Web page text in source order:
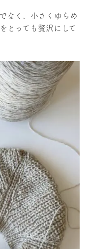
なく、小さくゆらめ
とっても贅沢にして